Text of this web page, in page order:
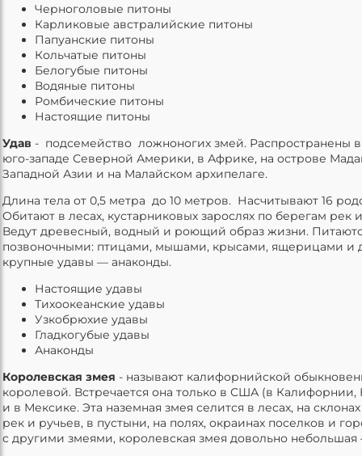
Черноголовые питоны
Карликовые австралийские питоны
Папуанские питоны
Кольчатые питоны
Белогубые питоны
Водяные питоны
Ромбические питоны
Настоящие питоны
Удав - подсемейство ложноногих змей. Распространены
юго-западе Северной Америки, в Африке, на острове
Западной Азии и на Малайском архипелаге.
Длина тела от 0,5 метра до 10 метров. Насчитывают 16
Обитают в лесах, кустарниковых зарослях по берегам рек
Ведут древесный, водный и роющий образ жизни.
позвоночными: птицами, мышами, крысами, ящерицами
крупные удавы — анаконды.
Настоящие удавы
Тихоокеанские удавы
Узкобрюхие удавы
Гладкогубые удавы
Анаконды
Королевская змея - называют калифорнийской
королевой. Встречается она только в США (в
и в Мексике. Эта наземная змея селится в лесах, на склонах
рек и ручьев, в пустыни, на полях, окраинах поселков и
с другими змеями, королевская змея довольно